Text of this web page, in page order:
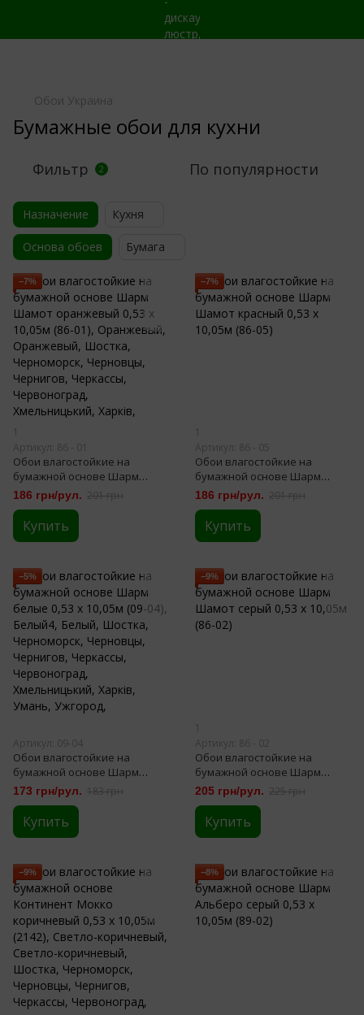
Обои Украина
Бумажные обои для кухни
Фильтр 2 По популярности
Назначение Кухня
Основа обоев Бумага
−7%
Артикул: 86 - 01
Обои влагостойкие на
бумажной основе Шарм
Шамот оранжевый 0,53 х
10,05м (86-01)
186 грн/рул. 201 грн
Купить
−7%
Артикул: 86 - 05
Обои влагостойкие на
бумажной основе Шарм
Шамот красный 0,53 х 10,05м
(86-05)
186 грн/рул. 201 грн
Купить
−5%
Артикул: 09-04
Обои влагостойкие на
бумажной основе Шарм
белые 0,53 х 10,05м (09-04)
173 грн/рул. 183 грн
Купить
−9%
Артикул: 86 - 02
Обои влагостойкие на
бумажной основе Шарм
Шамот серый 0,53 х 10,05м
(86-02)
205 грн/рул. 225 грн
Купить
−9% −8%